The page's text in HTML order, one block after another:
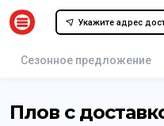
Укажите адрес
Сезонное предложение
Плов с